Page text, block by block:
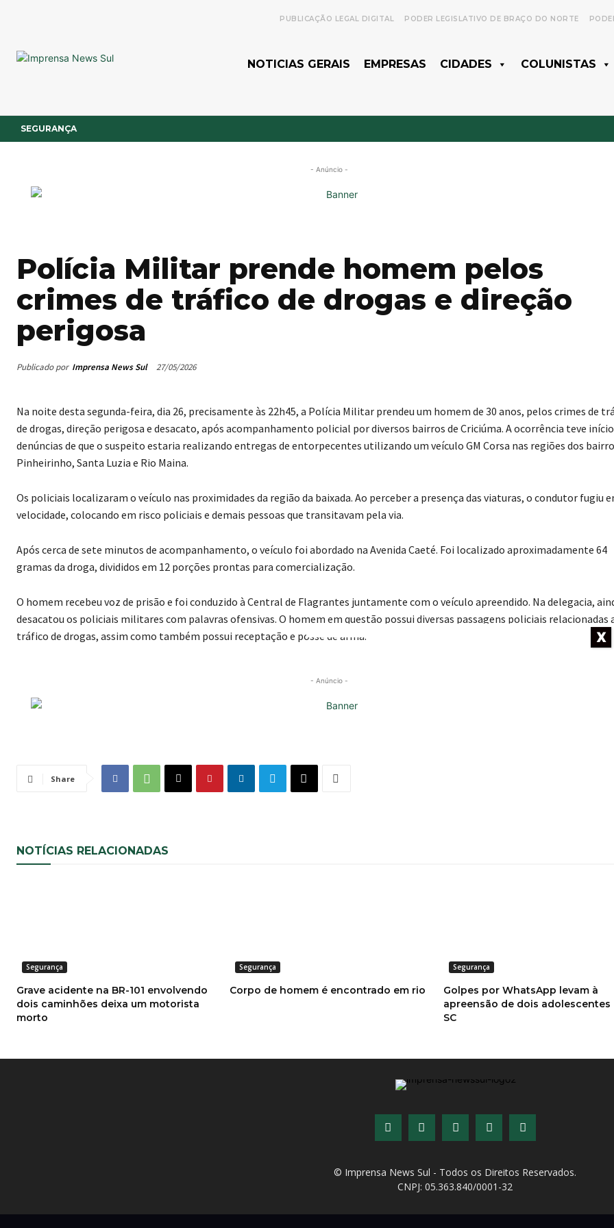
PUBLICAÇÃO LEGAL DIGITAL PODER LEGISLATIVO DE BRAÇO DO NORTE
NOTICIAS GERAIS EMPRESAS CIDADES COLUNISTAS
SEGURANÇA
- Anúncio -
Polícia Militar prende homem pelos
crimes de tráfico de drogas e direção
perigosa
Publicado por Imprensa News Sul 27/05/2026
Na noite desta segunda-feira, dia 26, precisamente às 22h45, a Polícia Militar prendeu um homem de 30 anos, pelos crimes de
de drogas, direção perigosa e desacato, após acompanhamento policial por diversos bairros de Criciúma. A ocorrência teve
denúncias de que o suspeito estaria realizando entregas de entorpecentes utilizando um veículo GM Corsa nas regiões dos
Pinheirinho, Santa Luzia e Rio Maina.
Os policiais localizaram o veículo nas proximidades da região da baixada. Ao perceber a presença das viaturas, o condutor fugiu
velocidade, colocando em risco policiais e demais pessoas que transitavam pela via.
Após cerca de sete minutos de acompanhamento, o veículo foi abordado na Avenida Caeté. Foi localizado aproximadamente 64
gramas da droga, divididos em 12 porções prontas para comercialização.
O homem recebeu voz de prisão e foi conduzido à Central de Flagrantes juntamente com o veículo apreendido. Na delegacia,
desacatou os policiais militares com palavras ofensivas. O homem em questão possui diversas passagens policiais relacionadas
tráfico de drogas, assim como também possui receptação e posse de arma.
- Anúncio -
Share
NOTÍCIAS RELACIONADAS
Segurança
Grave acidente na BR-101 envolvendo
dois caminhões deixa um motorista
morto
Segurança
Corpo de homem é encontrado em rio
Segurança
Golpes por WhatsApp levam à
apreensão de dois adolescentes
SC
© Imprensa News Sul - Todos os Direitos Reservados.
CNPJ: 05.363.840/0001-32
X